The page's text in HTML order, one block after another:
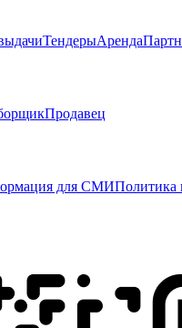
ТендерыАренда
Продавец
для СМИПолитика